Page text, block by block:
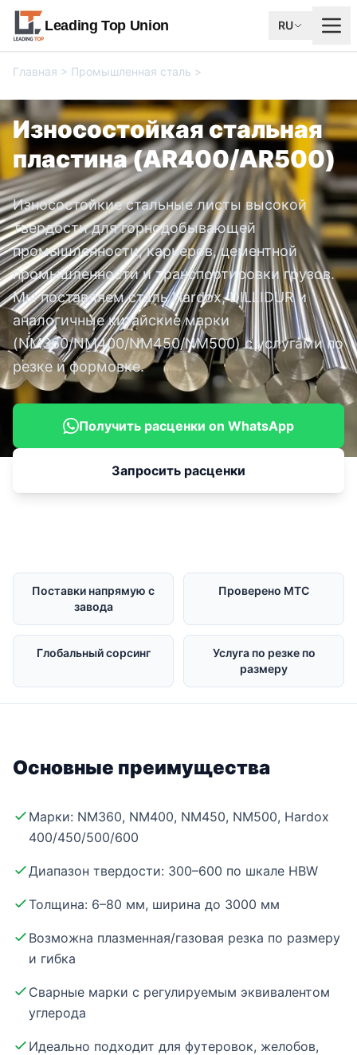
Leading Top Union RU
Главная > Промышленная сталь >
Износостойкая стальная
пластина (AR400/AR500)
Износостойкие стальные листы высокой
твердости для горнодобывающей
промышленности, карьеров, цементной
промышленности и транспортировки грузов.
Мы поставляем сталь Hardox, DILLIDUR и
аналогичные китайские марки
(NM360/NM400/NM450/NM500) с услугами по
резке и формовке.
Получить расценки on WhatsApp
Запросить расценки
Поставки напрямую с
завода
Проверено MTC
Глобальный сорсинг
Услуга по резке по
размеру
Основные преимущества
Марки: NM360, NM400, NM450, NM500, Hardox
400/450/500/600
Диапазон твердости: 300–600 по шкале HBW
Толщина: 6–80 мм, ширина до 3000 мм
Возможна плазменная/газовая резка по размеру
и гибка
Сварные марки с регулируемым эквивалентом
углерода
Идеально подходит для футеровок, желобов,